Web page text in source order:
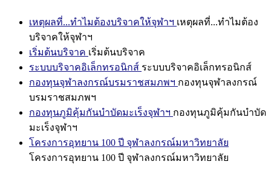
เหตุผลที่...ทำไมต้องบริจาคให้จุฬาฯ เหตุผลที่...ทำไมต้อง
บริจาคให้จุฬาฯ
เริ่มต้นบริจาค เริ่มต้นบริจาค
ระบบบริจาคอิเล็กทรอนิกส์ ระบบบริจาคอิเล็กทรอนิกส์
กองทุนจุฬาลงกรณ์บรมราชสมภพฯ กองทุนจุฬาลงกรณ์
บรมราชสมภพฯ
กองทุนภูมิคุ้มกันบำบัดมะเร็งจุฬาฯ กองทุนภูมิคุ้มกันบำบัด
มะเร็งจุฬาฯ
โครงการอุทยาน 100 ปี จุฬาลงกรณ์มหาวิทยาลัย
โครงการอุทยาน 100 ปี จุฬาลงกรณ์มหาวิทยาลัย